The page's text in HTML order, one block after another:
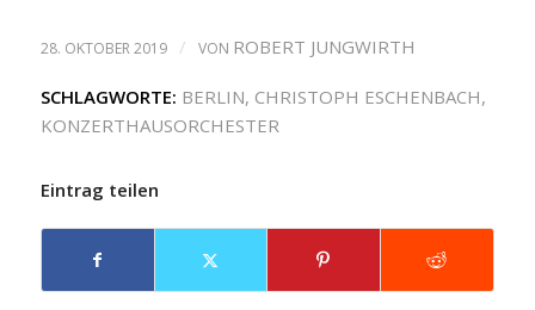
28. OKTOBER 2019 / VON ROBERT JUNGWIRTH
SCHLAGWORTE: BERLIN, CHRISTOPH ESCHENBACH,
KONZERTHAUSORCHESTER
Eintrag teilen